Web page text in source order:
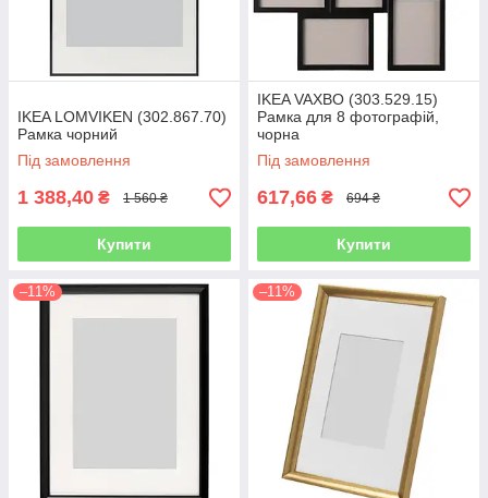
IKEA LOMVIKEN (302.867.70)
Рамка чорний
Під замовлення
1 388,40 ₴ 1 560 ₴
Купити
IKEA VAXBO (303.529.15)
Рамка для 8 фотографій,
чорна
Під замовлення
617,66 ₴ 694 ₴
Купити
–11% –11%